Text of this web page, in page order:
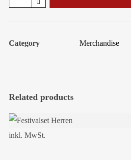
Category Merchandise
Related products
SALE!
inkl. MwSt.